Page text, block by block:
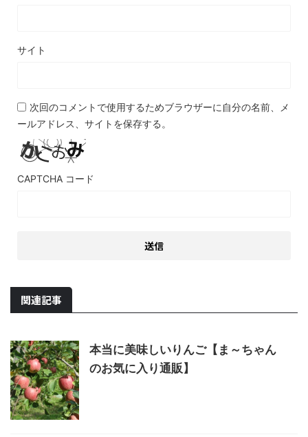
サイト
次回のコメントで使用するためブラウザーに自分の名前、メ
ールアドレス、サイトを保存する。
CAPTCHA コード
関連記事
本当に美味しいりんご【ま～ちゃん
のお気に入り通販】